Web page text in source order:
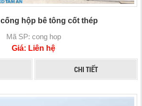
hộp bê tông cốt thép
Mã SP: cong hop
Giá: Liên hệ
CHI TIẾT